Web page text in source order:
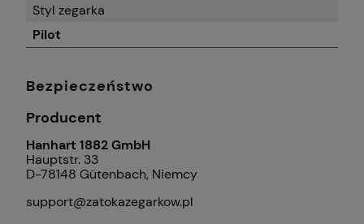
Styl zegarka
Pilot
Bezpieczeństwo
Producent
Hanhart 1882 GmbH
Hauptstr. 33
D-78148 Gütenbach, Niemcy
support@zatokazegarkow.pl